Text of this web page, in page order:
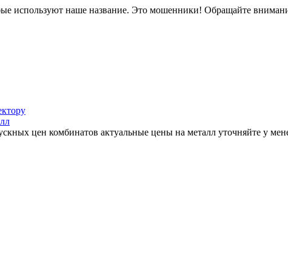
используют наше название. Это мошенники! Обращайте
цен комбинатов актуальные цены на металл уточняйте у